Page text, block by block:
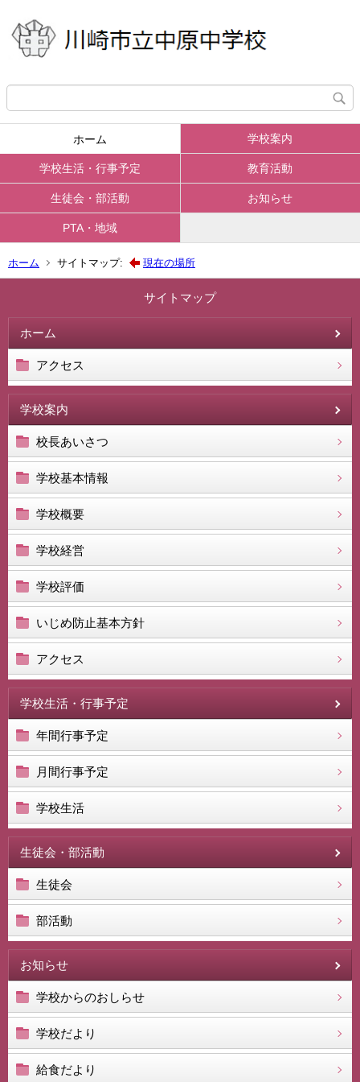
ホーム 学校案内
学校生活・行事予定 教育活動
生徒会・部活動 お知らせ
PTA・地域
ホーム サイトマップ: 現在の場所
サイトマップ
ホーム
アクセス
学校案内
校長あいさつ
学校基本情報
学校概要
学校経営
学校評価
いじめ防止基本方針
アクセス
学校生活・行事予定
年間行事予定
月間行事予定
学校生活
生徒会・部活動
生徒会
部活動
お知らせ
学校からのおしらせ
学校だより
給食だより